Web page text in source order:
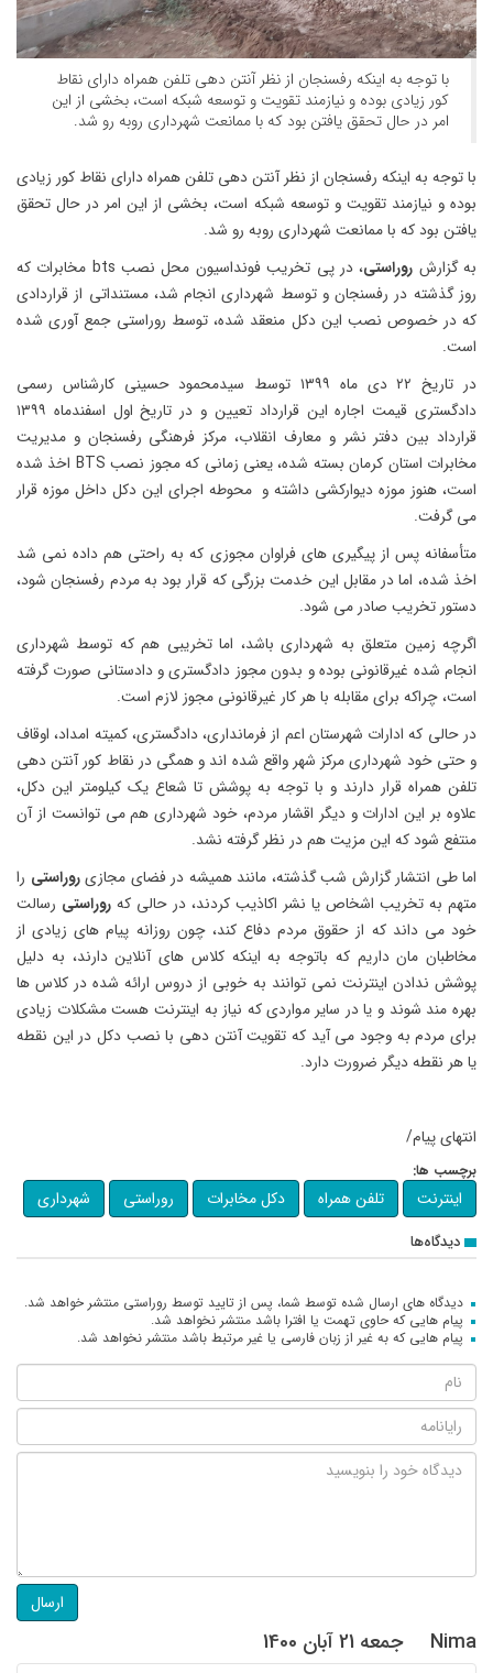
با توجه به اینکه رفسنجان از نظر آنتن دهی تلفن همراه دارای نقاط
کور زیادی بوده و نیازمند تقویت و توسعه شبکه است، بخشی از این
امر در حال تحقق یافتن بود که با ممانعت شهرداری روبه رو شد.
با توجه به اینکه رفسنجان از نظر آنتن دهی تلفن همراه دارای نقاط کور زیادی
بوده و نیازمند تقویت و توسعه شبکه است، بخشی از این امر در حال تحقق
یافتن بود که با ممانعت شهرداری روبه رو شد.
به گزارش روراستی
، در پی تخریب فونداسیون محل نصب bts مخابرات که
روز گذشته در رفسنجان و توسط شهرداری انجام شد، مستنداتی از قراردادی
که در خصوص نصب این دکل منعقد شده، توسط روراستی جمع آوری شده
است.
در تاریخ ۲۲ دی ماه ۱۳۹۹ توسط سیدمحمود حسینی کارشناس رسمی
دادگستری قیمت اجاره این قرارداد تعیین و در تاریخ اول اسفندماه ۱۳۹۹
قرارداد بین دفتر نشر و معارف انقلاب، مرکز فرهنگی رفسنجان و مدیریت
مخابرات استان کرمان بسته شده، یعنی زمانی که مجوز نصب BTS اخذ شده
است، هنوز موزه دیوارکشی داشته و محوطه اجرای این دکل داخل موزه قرار
می گرفت.
متأسفانه پس از پیگیری های فراوان مجوزی که به راحتی هم داده نمی شد
اخذ شده، اما در مقابل این خدمت بزرگی که قرار بود به مردم رفسنجان شود،
دستور تخریب صادر می شود.
اگرچه زمین متعلق به شهرداری باشد، اما تخریبی هم که توسط شهرداری
انجام شده غیرقانونی بوده و بدون مجوز دادگستری و دادستانی صورت گرفته
است، چراکه برای مقابله با هر کار غیرقانونی مجوز لازم است.
در حالی که ادارات شهرستان اعم از فرمانداری، دادگستری، کمیته امداد، اوقاف
و حتی خود شهرداری مرکز شهر واقع شده اند و همگی در نقاط کور آنتن دهی
تلفن همراه قرار دارند و با توجه به پوشش تا شعاع یک کیلومتر این دکل،
علاوه بر این ادارات و دیگر اقشار مردم، خود شهرداری هم می توانست از آن
منتفع شود که این مزیت هم در نظر گرفته نشد.
اما طی انتشار گزارش شب گذشته، مانند همیشه در فضای مجازیروراستی را
متهم به تخریب اشخاص یا نشر اکاذیب کردند، در حالی که روراستی رسالت
خود می داند که از حقوق مردم دفاع کند، چون روزانه پیام های زیادی از
مخاطبان مان داریم که باتوجه به اینکه کلاس های آنلاین دارند، به دلیل
پوشش ندادن اینترنت نمی توانند به خوبی از دروس ارائه شده در کلاس ها
بهره مند شوند و یا در سایر مواردی که نیاز به اینترنت هست مشکلات زیادی
برای مردم به وجود می آید که تقویت آنتن دهی با نصب دکل در این نقطه
یا هر نقطه دیگر ضرورت دارد.
انتهای پیام/
برچسب ها:
اینترنت تلفن همراه دکل مخابرات روراستی شهرداری
دیدگاه‌ها
دیدگاه های ارسال شده توسط شما، پس از تایید توسط روراستی منتشر خواهد شد.
پیام هایی که حاوی تهمت یا افترا باشد منتشر نخواهد شد.
پیام هایی که به غیر از زبان فارسی یا غیر مرتبط باشد منتشر نخواهد شد.
ارسال
Nima جمعه 21 آبان 1400